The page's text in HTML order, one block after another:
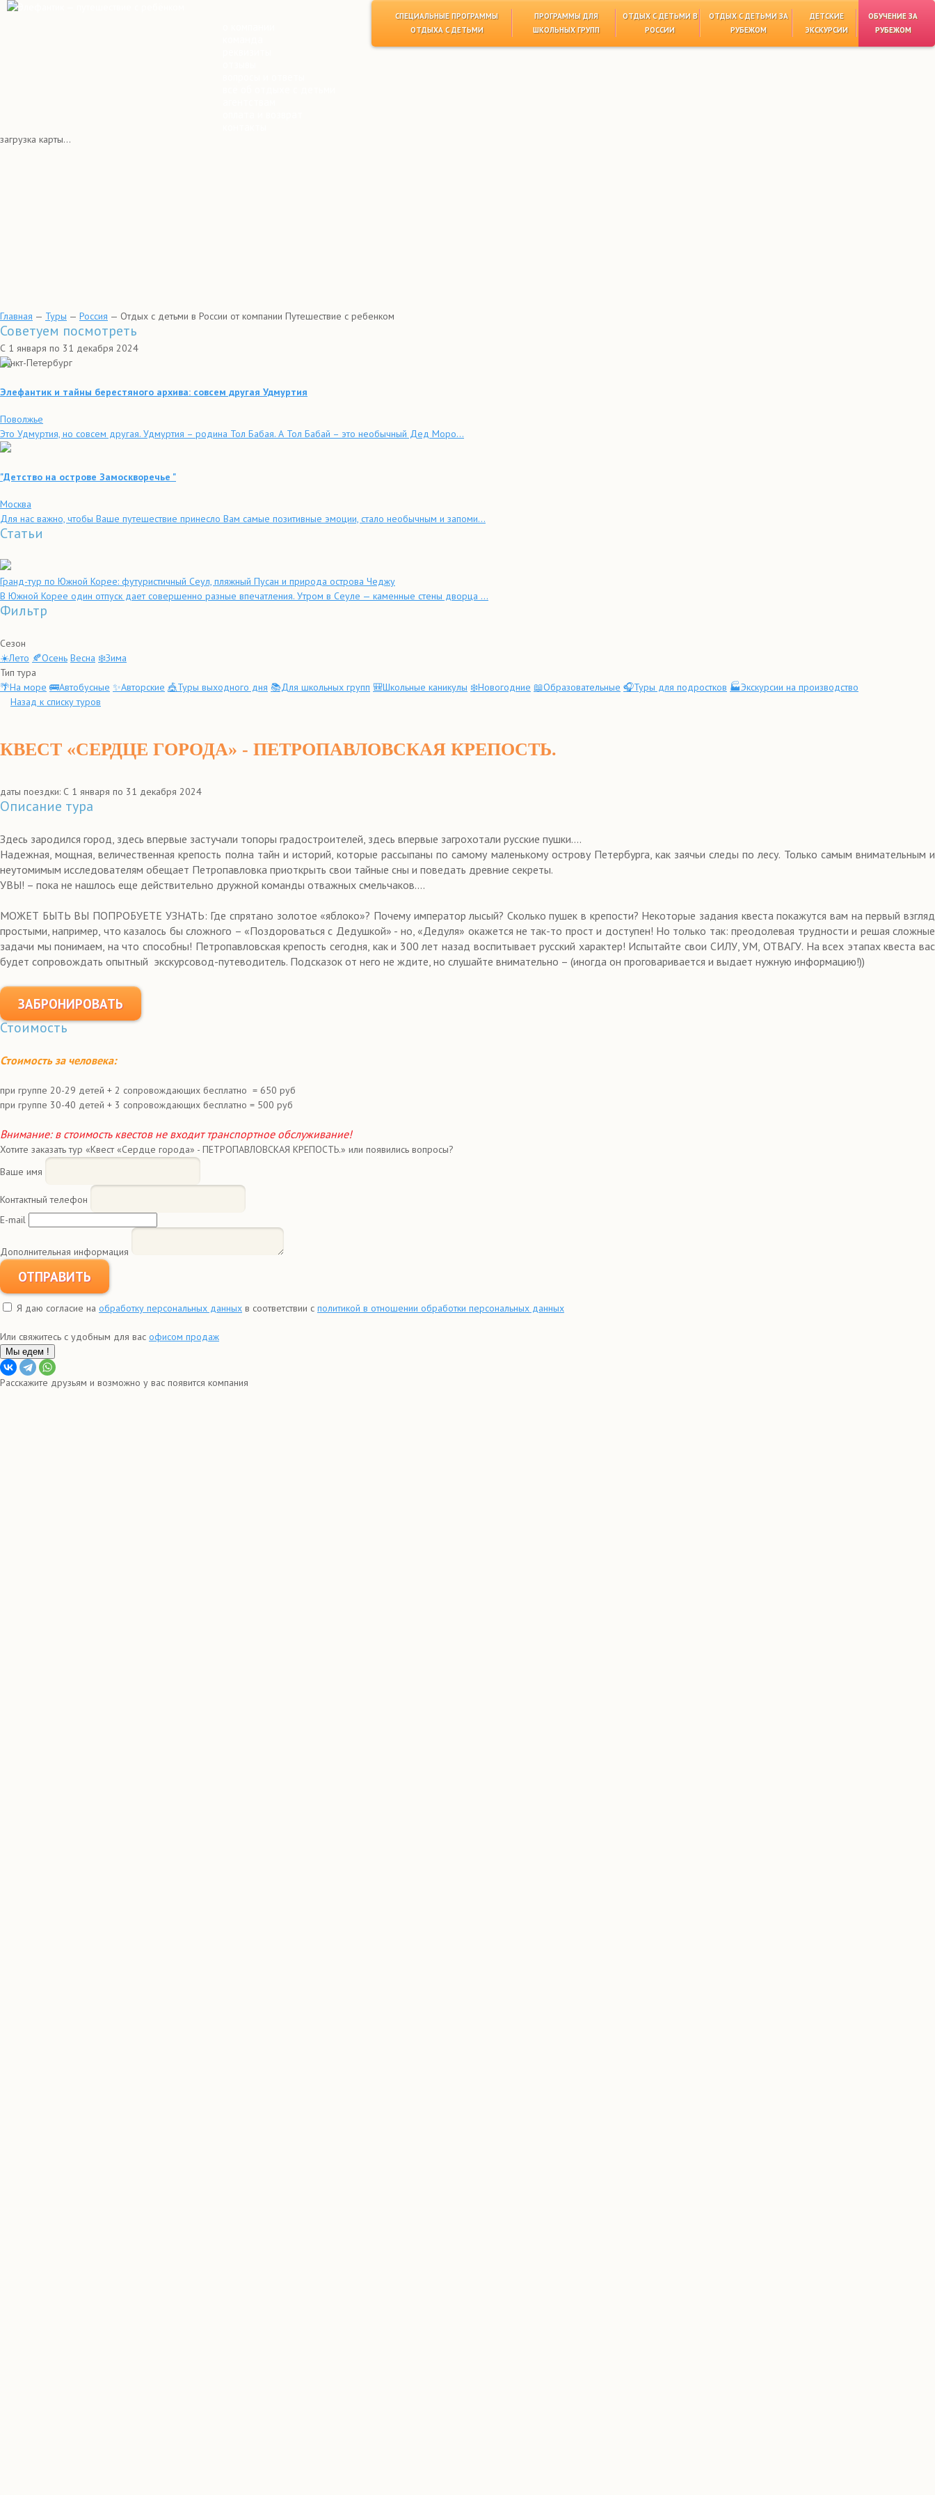
СПЕЦИАЛЬНЫЕ ПРОГРАММЫ
ОТДЫХА С ДЕТЬМИ
ПРОГРАММЫ ДЛЯ
ШКОЛЬНЫХ ГРУПП
ОТДЫХ С ДЕТЬМИ В
РОССИИ
ОТДЫХ С ДЕТЬМИ ЗА
РУБЕЖОМ
ДЕТСКИЕ
ЭКСКУРСИИ
ОБУЧЕНИЕ ЗА
РУБЕЖОМ
загрузка карты...
С 1 января по 31 декабря 2024
Санкт-Петербург
Главная — Туры — Россия — Отдых с детьми в России от компании Путешествие с ребенком
Советуем посмотреть
Элефантик и тайны берестяного архива: совсем другая Удмуртия
Поволжье
Это Удмуртия, но совсем другая. Удмуртия – родина Тол Бабая. А Тол Бабай – это необычный Дед Моро...
"Детство на острове Замоскворечье "
Москва
Для нас важно, чтобы Ваше путешествие принесло Вам самые позитивные эмоции, стало необычным и запоми...
Статьи
Гранд-тур по Южной Корее: футуристичный Сеул, пляжный Пусан и природа острова Чеджу
В Южной Корее один отпуск дает совершенно разные впечатления. Утром в Сеуле — каменные стены дворца ...
Фильтр
Сезон
☀️Лето 🍂Осень Весна ❄️Зима
Тип тура
🌴На море 🚌Автобусные ✨Авторские 🎪Туры выходного дня 📚Для школьных групп 🎒Школьные каникулы ❄️Новогодние 📖Образовательные 🎧Туры для подростков 🏭Экскурсии на производство
Назад к списку туров
КВЕСТ «СЕРДЦЕ ГОРОДА» - ПЕТРОПАВЛОВСКАЯ КРЕПОСТЬ.
даты поездки: С 1 января по 31 декабря 2024
Описание тура
Здесь зародился город, здесь впервые застучали топоры градостроителей, здесь впервые загрохотали русские пушки….
Надежная, мощная, величественная крепость полна тайн и историй, которые рассыпаны по самому маленькому острову Петербурга, как заячьи следы по лесу. Только самым внимательным и
неутомимым исследователям обещает Петропавловка приоткрыть свои тайные сны и поведать древние секреты.
УВЫ! – пока не нашлось еще действительно дружной команды отважных смельчаков….
МОЖЕТ БЫТЬ ВЫ ПОПРОБУЕТЕ УЗНАТЬ: Где спрятано золотое «яблоко»? Почему император лысый? Сколько пушек в крепости? Некоторые задания квеста покажутся вам на первый взгляд
простыми, например, что казалось бы сложного – «Поздороваться с Дедушкой» - но, «Дедуля» окажется не так-то прост и доступен! Но только так: преодолевая трудности и решая сложные
задачи мы понимаем, на что способны! Петропавловская крепость сегодня, как и 300 лет назад воспитывает русский характер! Испытайте свои СИЛУ, УМ, ОТВАГУ. На всех этапах квеста вас
будет сопровождать опытный экскурсовод-путеводитель. Подсказок от него не ждите, но слушайте внимательно – (иногда он проговаривается и выдает нужную информацию!))
ЗАБРОНИРОВАТЬ
Стоимость
Стоимость за человека:
при группе 20-29 детей + 2 сопровождающих бесплатно = 650 руб
при группе 30-40 детей + 3 сопровождающих бесплатно = 500 руб
Внимание: в стоимость квестов не входит транспортное обслуживание!
Хотите заказать тур «Квест «Сердце города» - ПЕТРОПАВЛОВСКАЯ КРЕПОСТЬ.» или появились вопросы?
Ваше имя
Контактный телефон
E-mail
Дополнительная информация
ОТПРАВИТЬ
Я даю согласие на обработку персональных данных в соответствии с политикой в отношении обработки персональных данных
Или свяжитесь с удобным для вас офисом продаж
Мы едем !
Расскажите друзьям и возможно у вас появится компания